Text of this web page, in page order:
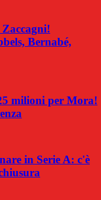
Bernabé,
milioni per Mora!
in Serie A: c'è